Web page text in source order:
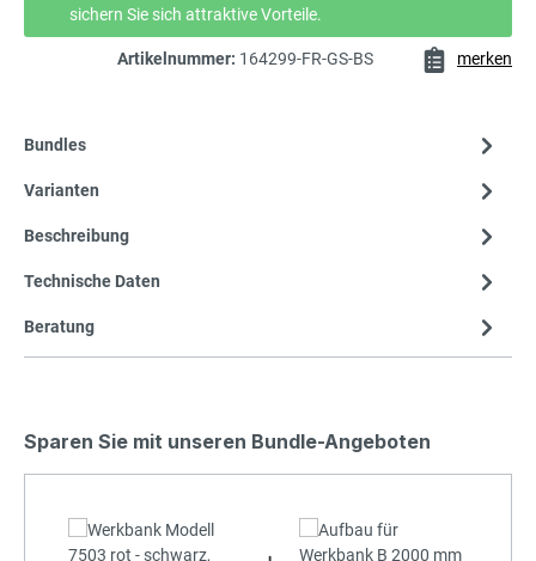
sichern Sie sich attraktive Vorteile.
Artikelnummer: 164299-FR-GS-BS merken
Bundles
Varianten
Beschreibung
Technische Daten
Beratung
Sparen Sie mit unseren Bundle-Angeboten